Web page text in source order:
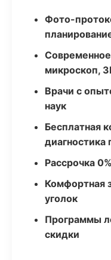
Фото-
микроскоп,
Врачи с
наук
Бесплатная
диагностика
Рассрочка
Комфортная
уголок
Программы
скидки